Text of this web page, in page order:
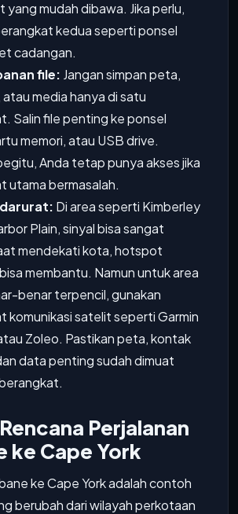
yang mudah dibawa. Jika perlu,
kedua seperti ponsel
cadangan.
file: Jangan simpan peta,
media hanya di satu
Salin file penting ke ponsel
memori, atau USB drive.
Anda tetap punya akses jika
utama bermasalah.
Di area seperti Kimberley
Plain, sinyal bisa sangat
mendekati kota, hotspot
membantu. Namun untuk area
benar terpencil, gunakan
komunikasi satelit seperti Garmin
Zoleo. Pastikan peta, kontak
data penting sudah dimuat
Perjalanan
ke Cape York
ke Cape York adalah contoh
berubah dari wilayah perkotaan